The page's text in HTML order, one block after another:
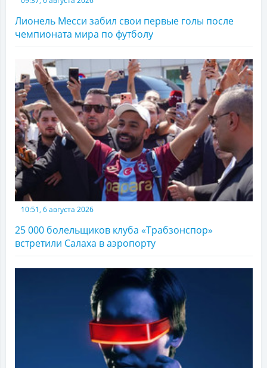
Лионель Месси забил свои первые голы после
чемпионата мира по футболу
10:51, 6 августа 2026
25 000 болельщиков клуба «Трабзонспор»
встретили Салаха в аэропорту